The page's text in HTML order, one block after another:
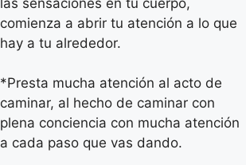
comienza a abrir tu atención a lo que
hay a tu alrededor.
*Presta mucha atención al acto de
caminar, al hecho de caminar con
plena conciencia con mucha atención
a cada paso que vas dando.